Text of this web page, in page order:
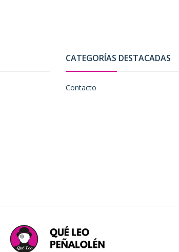
CATEGORÍAS DESTACADAS
Contacto